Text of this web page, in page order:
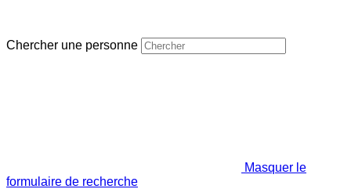
Chercher une personne
Masquer le
formulaire de recherche